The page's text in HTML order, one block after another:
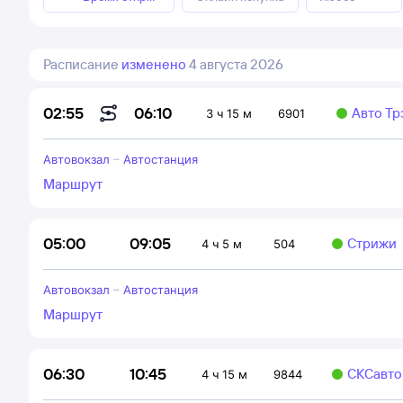
Расписание изменено 4 августа 2026
02:55 06:10 3 ч 15 м 6901 Авто
Автовокзал – Автостанция
Маршрут
05:00 09:05 4 ч 5 м 504 Стрижи
Автовокзал – Автостанция
Маршрут
06:30 10:45 4 ч 15 м 9844 СКСавто